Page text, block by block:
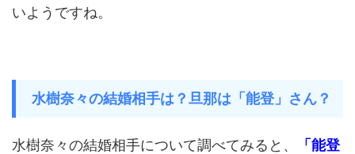
いようですね。
水樹奈々の結婚相手は？旦那は「能登」さん？
水樹奈々の結婚相手について調べてみると、
「能登